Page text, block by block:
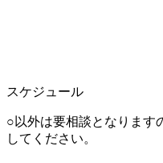
スケジュール
○以外は要相談となります
してください。